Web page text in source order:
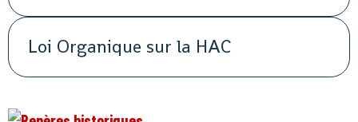
Loi Organique sur la HAC